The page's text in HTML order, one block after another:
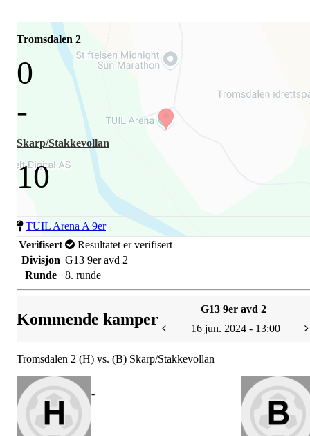
Tromsdalen 2
0
-
Skarp/Stakkevollan
10
TUIL Arena A 9er
Verifisert
Resultatet er verifisert
Divisjon G13 9er avd 2
Runde
8. runde
Kommende kamper
G13 9er avd 2
16 jun. 2024 - 13:00
Tromsdalen 2 (H) vs. (B) Skarp/Stakkevollan
-